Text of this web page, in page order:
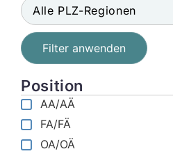
Filter anwenden
Position
AA/AÄ
FA/FÄ
OA/OÄ